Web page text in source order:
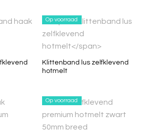
Op voorraad
Klittenband lus zelfklevend
hotmelt
Op voorraad